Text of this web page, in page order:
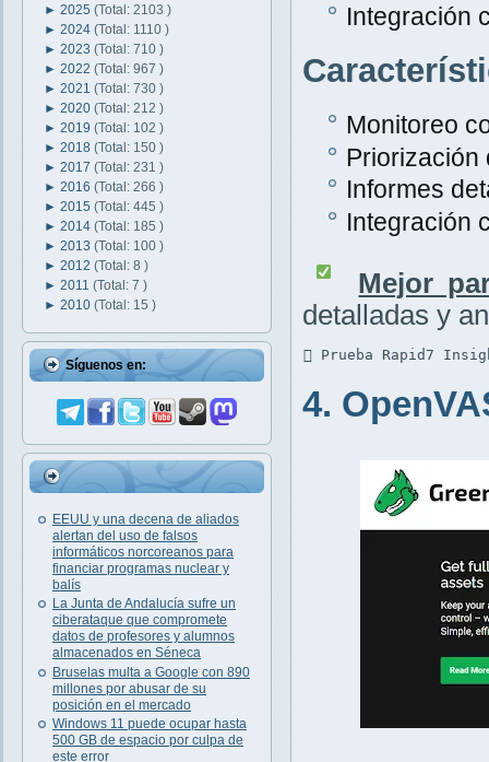
► 2025 (Total: 2103 )
► 2024 (Total: 1110 )
► 2023 (Total: 710 )
► 2022 (Total: 967 )
► 2021 (Total: 730 )
► 2020 (Total: 212 )
► 2019 (Total: 102 )
► 2018 (Total: 150 )
► 2017 (Total: 231 )
► 2016 (Total: 266 )
► 2015 (Total: 445 )
► 2014 (Total: 185 )
► 2013 (Total: 100 )
► 2012 (Total: 8 )
► 2011 (Total: 7 )
► 2010 (Total: 15 )
Síguenos en:
EEUU y una decena de aliados
alertan del uso de falsos
informáticos norcoreanos para
financiar programas nuclear y
balís
La Junta de Andalucía sufre un
ciberataque que compromete
datos de profesores y alumnos
almacenados en Séneca
Bruselas multa a Google con 890
millones por abusar de su
posición en el mercado
Windows 11 puede ocupar hasta
500 GB de espacio por culpa de
este error
Integración
Monitoreo
Priorización
Informes
Integración
Mejor
detalladas y
 Prueba Rapid7
4.